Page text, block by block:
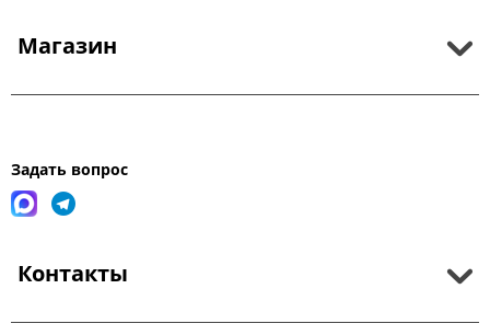
Магазин
Задать вопрос
Контакты